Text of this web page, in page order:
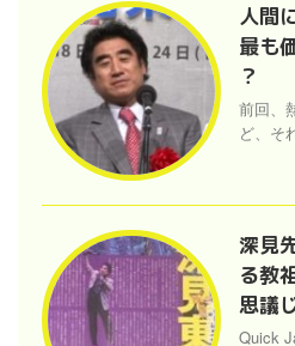
人間
最も
？
前回、
ど、そ
深見
る教
思議
Quick